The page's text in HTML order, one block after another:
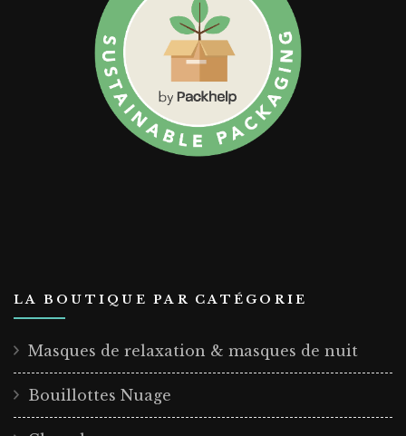
LA BOUTIQUE PAR CATÉGORIE
Masques de relaxation & masques de nuit
Bouillottes Nuage